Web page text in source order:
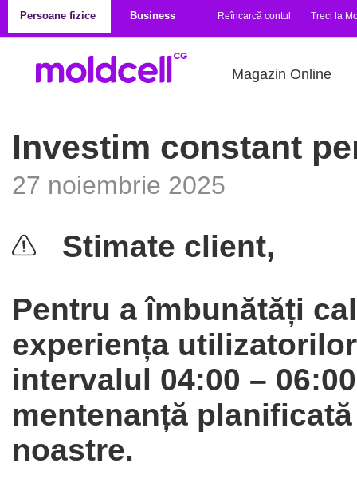
Persoane fizice
Business Reîncarcă contul Treci la
Magazin Online
Investim constant
27 noiembrie 2025
Stimate client,
Pentru a îmbunătăți
experiența
intervalul 04:00 – 06:00
mentenanță
noastre.